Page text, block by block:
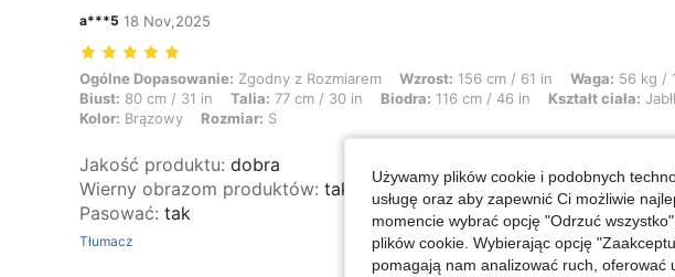
a***5 18 Nov,2025
Ogólne Dopasowanie: Zgodny z Rozmiarem, Wzrost: 156 cm / 61 in, Waga: 56 kg / 123 lbs,
Ogólne Dopasowanie: Zgodny z Rozmiarem Wzrost: 156 cm / 61 in Waga: 56 kg /
Biust: 80 cm / 31 in Talia: 77 cm / 30 in Biodra: 116 cm / 46 in Kształt ciała:
Kolor: Brązowy Rozmiar: S
Jakość produktu: dobra
Wierny obrazom produktów: tak
Pasować: tak
Tłumacz
Używamy plików cookie i podobnych
usługę oraz aby zapewnić Ci możliwie
momencie wybrać opcję "Odrzuć
plików cookie. Wybierając opcję
pomagają nam analizować ruch, oferować